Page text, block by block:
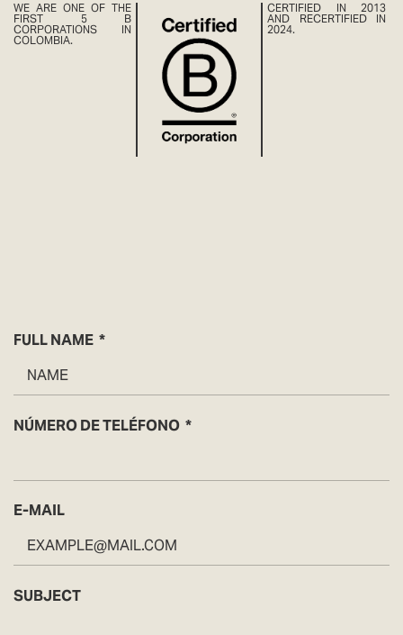
WE ARE ONE OF THE
FIRST 5 B
CORPORATIONS IN
COLOMBIA.
CERTIFIED IN 2013
AND RECERTIFIED IN
2024.
FULL NAME
NÚMERO DE TELÉFONO
E-MAIL
SUBJECT